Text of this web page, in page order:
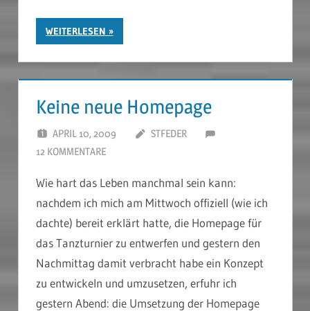
WEITERLESEN
Keine neue Homepage
APRIL 10, 2009
STFEDER
12 KOMMENTARE
Wie hart das Leben manchmal sein kann:
nachdem ich mich am Mittwoch offiziell (wie ich
dachte) bereit erklärt hatte, die Homepage für
das Tanzturnier zu entwerfen und gestern den
Nachmittag damit verbracht habe ein Konzept
zu entwickeln und umzusetzen, erfuhr ich
gestern Abend: die Umsetzung der Homepage